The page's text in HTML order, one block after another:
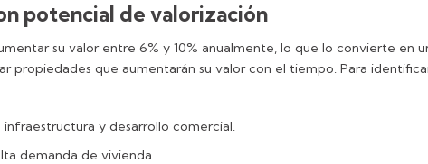
potencial de valorización
su valor entre 6% y 10% anualmente, lo que lo convierte en
propiedades que aumentarán su valor con el tiempo. Para
y desarrollo comercial.
demanda de vivienda.